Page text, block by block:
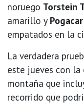
noruego Torstein
amarillo y Pogacar
empatados en la
La verdadera
este jueves con
montaña que
recorrido que